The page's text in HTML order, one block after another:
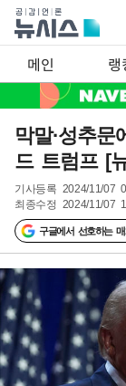
메인 랭
막말·성추
드 트럼프 [
기사등록 2024/11/07
최종수정 2024/11/07
구글에서 선호하는